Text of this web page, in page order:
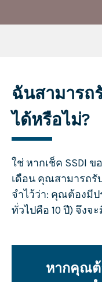
ฉันสามารถ
ได้หรือไม่?
ใช่ หากเช็ค SSDI
เดือน คุณสามารถรั
จำไว้ว่า: คุณต้องมี
ทั่วไปคือ 10 ปี) จึงจ
หากคุณต้